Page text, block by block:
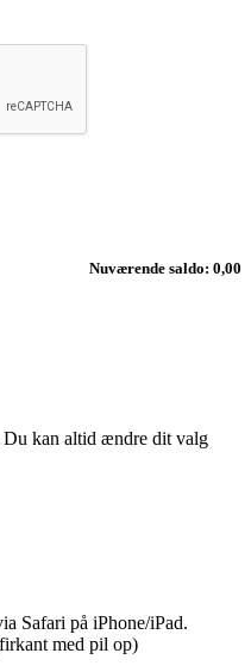
Nuværende saldo: 0,00
kan altid ændre dit valg
Safari på iPhone/iPad.
med pil op)